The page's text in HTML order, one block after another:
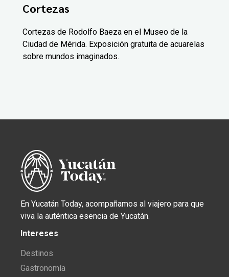
Cortezas
Cortezas de Rodolfo Baeza en el Museo de la
Ciudad de Mérida. Exposición gratuita de acuarelas
sobre mundos imaginados.
En Yucatán Today, acompañamos al viajero para que
viva la auténtica esencia de Yucatán.
Intereses
Destinos
Gastronomía